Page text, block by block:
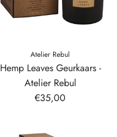
Atelier Rebul
Hemp Leaves Geurkaars -
Atelier Rebul
€35,00